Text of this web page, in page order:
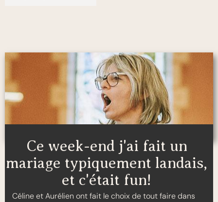
Ce week-end j'ai fait un
mariage typiquement landais,
et c'était fun!
Céline et Aurélien ont fait le choix de tout faire dans